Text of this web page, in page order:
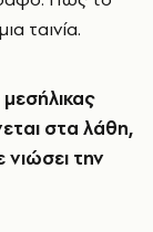
ταινία.
στα λάθη,
νιώσει την